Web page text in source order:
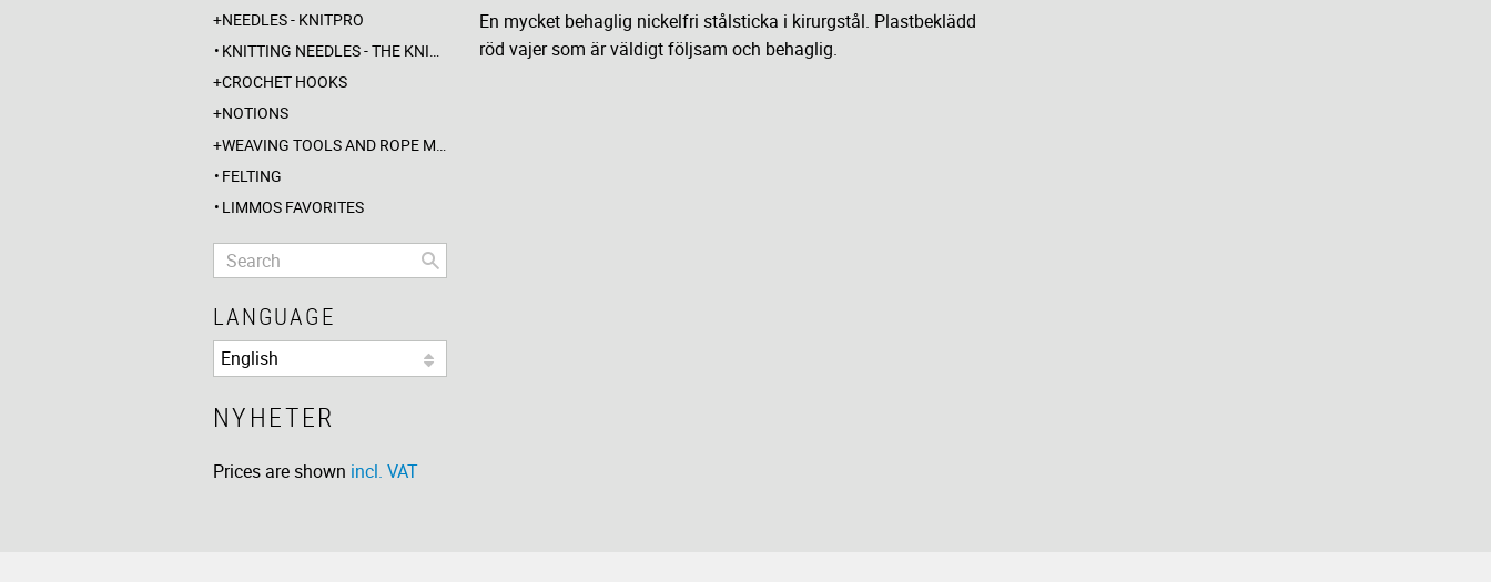
En mycket behaglig nickelfri stålsticka i kirurgstål. Plastbeklädd
röd vajer som är väldigt följsam och behaglig.
NEEDLES - KNITPRO
KNITTING NEEDLES - THE KNITTING BARBER
CROCHET HOOKS
NOTIONS
WEAVING TOOLS AND ROPE MAKING
FELTING
LIMMOS FAVORITES
LANGUAGE
NYHETER
Prices are shown incl. VAT